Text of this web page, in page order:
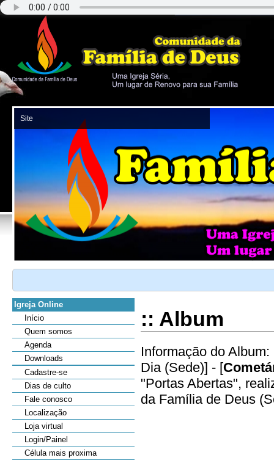
Igreja Online
Início
Quem somos
Agenda
Downloads
Cadastre-se
Dias de culto
Fale conosco
Localização
Loja virtual
Login/Painel
Célula mais proxima
:: Album
Informação do Album:
Dia (Sede)] - [
"Portas Abertas",
da Família de Deus